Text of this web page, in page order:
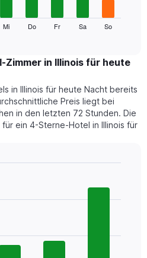
Mi Do Fr Sa So
Zimmer in Illinois für heute
in Illinois für heute Nacht bereits
Preis liegt bei
in den letzten 72 Stunden. Die
ein 4-Sterne-Hotel in Illinois für